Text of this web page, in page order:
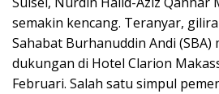
semakin kencang. Teranyar,
Sahabat Burhanuddin Andi (SBA)
dukungan di Hotel Clarion
Februari. Salah satu simpul